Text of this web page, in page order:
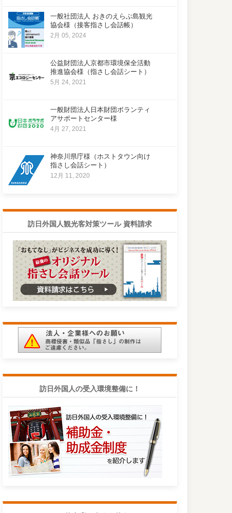
一般社団法人 おきのえらぶ島観光
協会様（接客指さし会話帳）
2月 05, 2024
公益財団法人京都市環境保全活動
推進協会様（指さし会話シート）
5月 24, 2021
一般財団法人日本財団ボランティ
アサポートセンター様
4月 27, 2021
神奈川県庁様（ホストタウン向け
指さし会話シート）
12月 11, 2020
訪日外国人観光客対策ツール 資料請求
訪日外国人の受入環境整備に！